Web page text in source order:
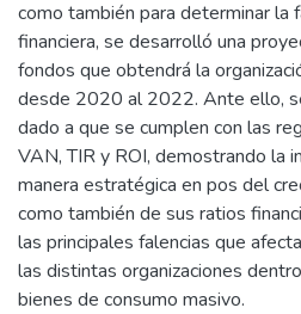
como también para determinar la
financiera, se desarrolló una
fondos que obtendrá la
desde 2020 al 2022. Ante ello,
dado a que se cumplen con las
VAN, TIR y ROI, demostrando la
manera estratégica en pos del
como también de sus ratios
las principales falencias que
las distintas organizaciones
bienes de consumo masivo.